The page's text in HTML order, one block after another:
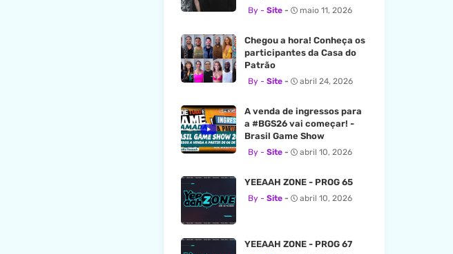
Site maio 11, 2026
Chegou a hora! Conheça os
participantes da Casa do
Patrão
Site abril 24, 2026
A venda de ingressos para
a #BGS26 vai começar! -
Brasil Game Show
Site abril 10, 2026
YEEAAH ZONE - PROG 65
Site abril 10, 2026
YEEAAH ZONE - PROG 67